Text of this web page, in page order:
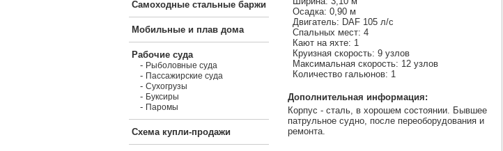
Самоходные стальные баржи
Мобильные и плав дома
Рабочие суда
- Рыболовные суда
- Пассажирские суда
- Сухогрузы
- Буксиры
- Паромы
Схема купли-продажи
Осадка: 0,90 м
Двигатель: DAF 105 л/с
Спальных мест: 4
Кают на яхте: 1
Круизная скорость: 9 узлов
Максимальная скорость: 12 узлов
Количество гальюнов: 1
Дополнительная информация:
Корпус - сталь, в хорошем состоянии. Бывшее
патрульное судно, после переоборудования и
ремонта.